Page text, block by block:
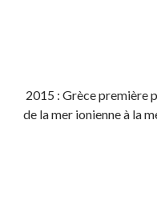
2015 : Grèce première
de la mer ionienne à la